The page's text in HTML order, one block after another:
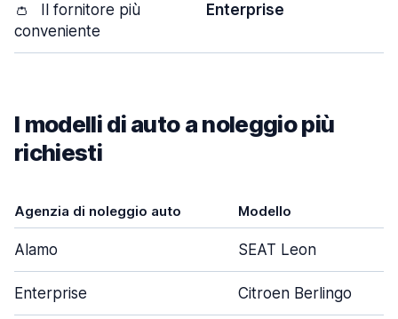
👛
Il fornitore più
conveniente
Enterprise
I modelli di auto a noleggio più
richiesti
Agenzia di noleggio auto Modello
Alamo SEAT Leon
Enterprise Citroen Berlingo